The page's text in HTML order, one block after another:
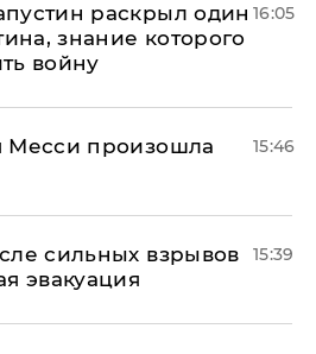
раскрыл один
знание которого
войну
16:05
Месси произошла
15:46
сильных взрывов
эвакуация
15:39